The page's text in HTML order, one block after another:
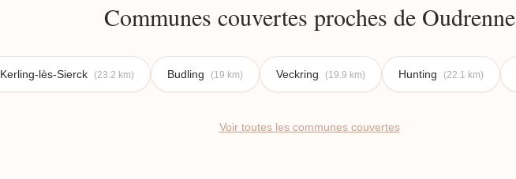
Communes couvertes proches de Oudrenne
Kerling-lès-Sierck (23.2 km) Budling (19 km) Veckring (19.9 km) Hunting (22.1 km)
Voir toutes les communes couvertes